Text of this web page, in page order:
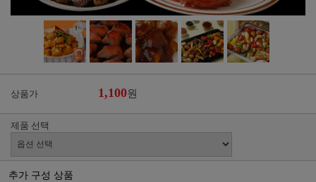
상품가 1,100원
제품 선택
추가 구성 상품